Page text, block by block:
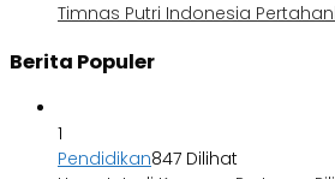
Timnas Putri Indonesia
Berita Populer
1
Pendidikan847 Dilihat